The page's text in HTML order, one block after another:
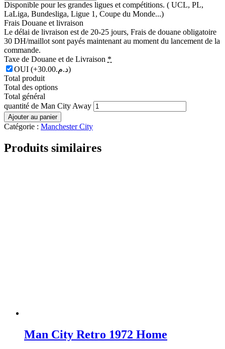
Disponible pour les grandes ligues et compétitions. ( UCL, PL,
LaLiga, Bundesliga, Ligue 1, Coupe du Monde...)
Frais Douane et livraison
Le délai de livraison est de 20-25 jours, Frais de douane obligatoire
30 DH/maillot sont payés maintenant au moment du lancement de la
commande.
Taxe de Douane et de Livraison *
OUI
(+د.م.30.00)
Total produit
Total des options
Total général
quantité de Man City Away
Ajouter au panier
Catégorie : Manchester City
Produits similaires
Man City Retro 1972 Home